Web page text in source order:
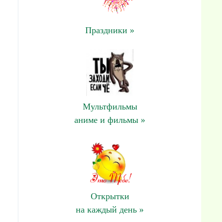
Праздники »
Мультфильмы
аниме и фильмы »
Открытки
на каждый день »